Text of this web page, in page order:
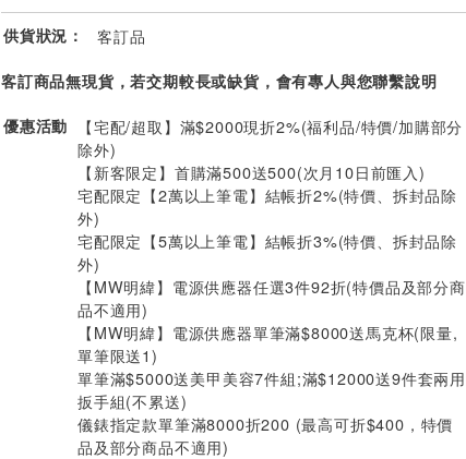
供貨狀況： 客訂品
客訂商品無現貨，若交期較長或缺貨，會有專人與您聯繫說明
優惠活動
【宅配/超取】滿$2000現折2%(福利品/特價/加購部分
除外)
【新客限定】首購滿500送500(次月10日前匯入)
宅配限定【2萬以上筆電】結帳折2%(特價、拆封品除
外)
宅配限定【5萬以上筆電】結帳折3%(特價、拆封品除
外)
【MW明緯】電源供應器任選3件92折(特價品及部分商
品不適用)
【MW明緯】電源供應器單筆滿$8000送馬克杯(限量,
單筆限送1)
單筆滿$5000送美甲美容7件組;滿$12000送9件套兩用
扳手組(不累送)
儀錶指定款單筆滿8000折200 (最高可折$400，特價
品及部分商品不適用)